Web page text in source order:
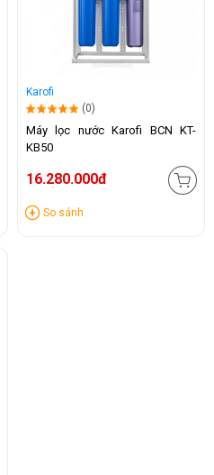
Karofi
(0)
Máy lọc nước Karofi BCN KT-
KB50
16.280.000đ
So sánh